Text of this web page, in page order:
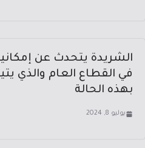
الشريدة يتحدث عن
في القطاع العام والذي
بهذه الحالة
يوليو 8, 2024